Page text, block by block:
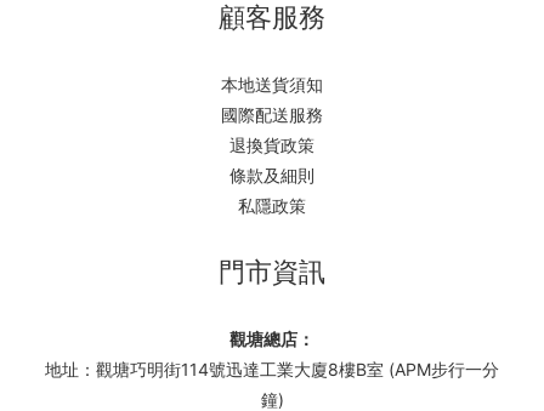
顧客服務
本地送貨須知
國際配送服務
退換貨政策
條款及細則
私隱政策
門市資訊
觀塘總店：
地址：觀塘巧明街114號迅達工業大廈8樓B室 (APM步行一分
鐘)